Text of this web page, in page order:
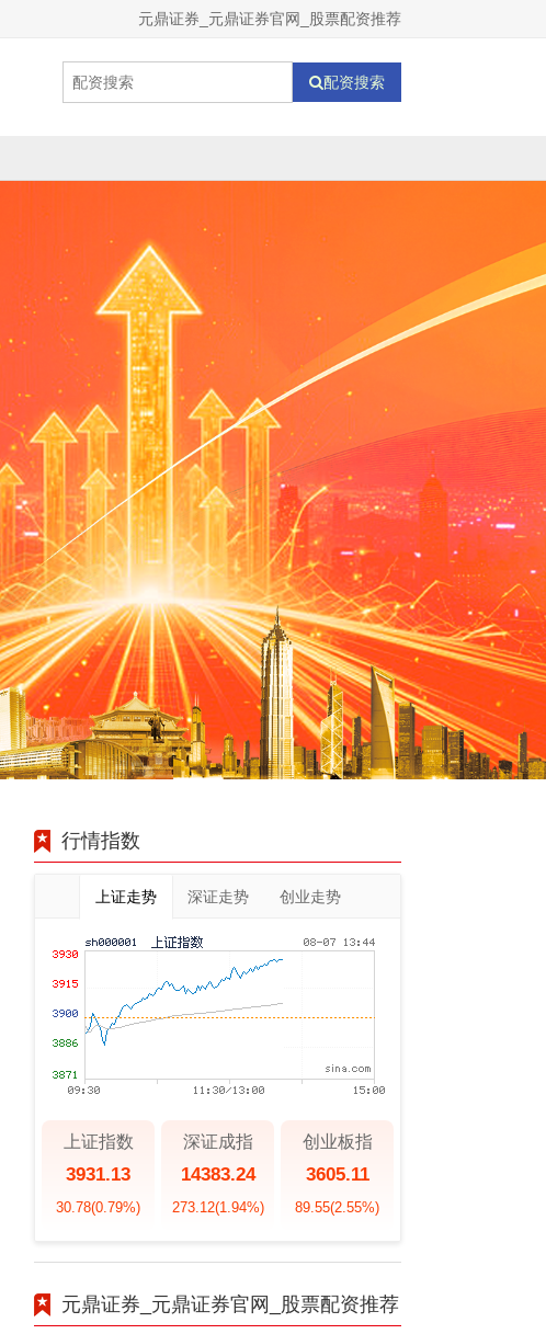
元鼎证券_元鼎证券官网_股票配资推荐
配资搜索
行情指数
上证走势 深证走势 创业走势
上证指数
3931.13
30.78(0.79%)
深证成指
14383.24
273.12(1.94%)
创业板指
3605.11
89.55(2.55%)
元鼎证券_元鼎证券官网_股票配资推荐